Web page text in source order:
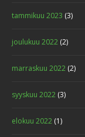
tammikuu 2023 (3)
joulukuu 2022 (2)
marraskuu 2022 (2)
syyskuu 2022 (3)
elokuu 2022 (1)